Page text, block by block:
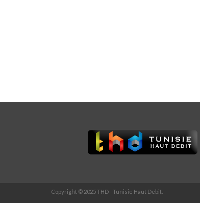
Copyright © 2025 THD - Tunisie Haut Debit.